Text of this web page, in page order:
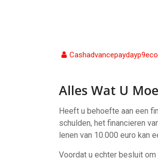
Alles Wat U
Heeft u behoefte aan een
schulden, het financieren
lenen van 10.000 euro kan
Voordat u echter besluit